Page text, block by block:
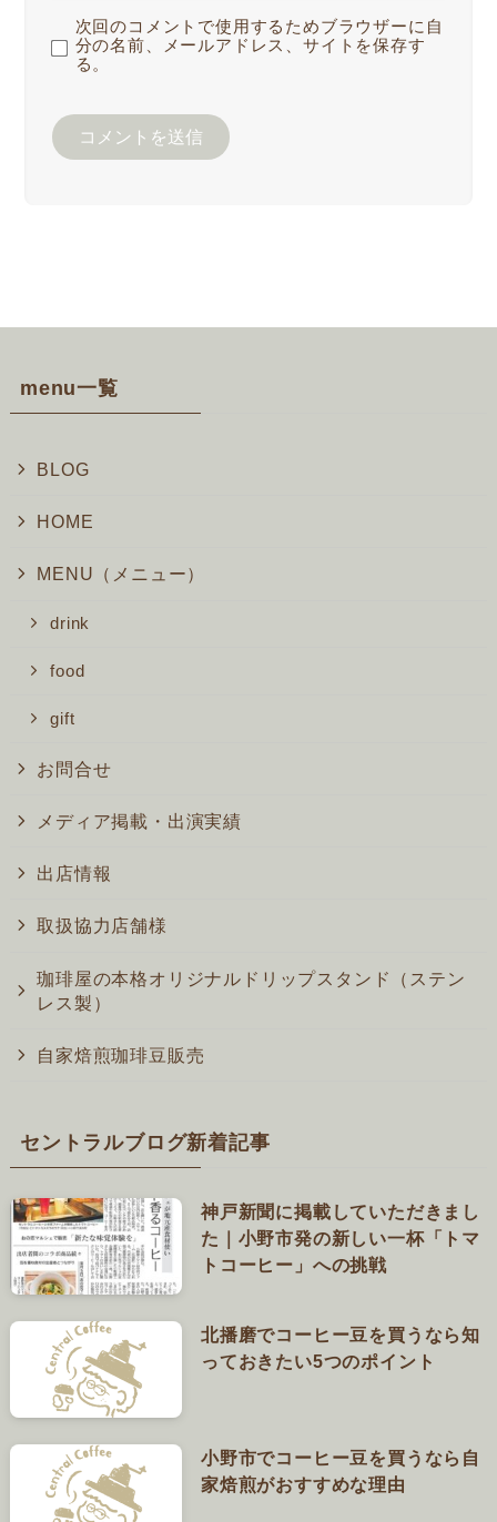
次回のコメントで使用するためブラウザーに自
分の名前、メールアドレス、サイトを保存す
る。
menu一覧
BLOG
HOME
MENU（メニュー）
drink
food
gift
お問合せ
メディア掲載・出演実績
出店情報
取扱協力店舗様
珈琲屋の本格オリジナルドリップスタンド（ステン
レス製）
自家焙煎珈琲豆販売
セントラルブログ新着記事
神戸新聞に掲載していただきまし
た｜小野市発の新しい一杯「トマ
トコーヒー」への挑戦
北播磨でコーヒー豆を買うなら知
っておきたい5つのポイント
小野市でコーヒー豆を買うなら自
家焙煎がおすすめな理由